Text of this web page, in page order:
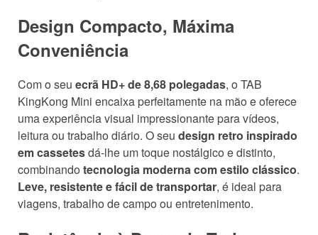
Design Compacto, Máxima
Conveniência
Com o seu ecrã HD+ de 8,68 polegadas, o TAB
KingKong Mini encaixa perfeitamente na mão e oferece
uma experiência visual impressionante para vídeos,
leitura ou trabalho diário. O seu design retro inspirado
em cassetesdá-lhe um toque nostálgico e distinto,
combinando tecnologia moderna com estilo clássico.
Leve, resistente e fácil de transportar, é ideal para
viagens, trabalho de campo ou entretenimento.